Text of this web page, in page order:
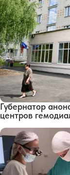
Губернатор
центров